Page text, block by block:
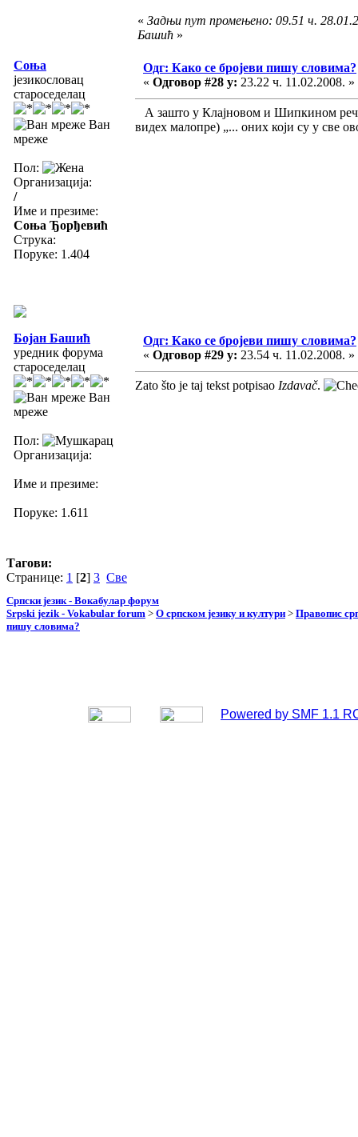
« Задњи пут промењено: 09.51 ч.
Башић »
Соња
језикословац
староседелац
Ван
мреже
Пол:
Организација:
/
Име и презиме:
Соња Ђорђевић
Струка:
Поруке: 1.404
Одг: Како се бројеви пишу словима?
« Одговор #28 у: 23.22 ч. 11.02.2008. »
А зашто у Клајновом и Шипкином
видех малопре) „... оних који су у све
Бојан Башић
уредник форума
староседелац
Ван
мреже
Пол:
Организација:
Име и презиме:
Поруке: 1.611
Одг: Како се бројеви пишу словима?
« Одговор #29 у: 23.54 ч. 11.02.2008. »
Zato što je taj tekst potpisao Izdavač.
Тагови:
Странице: 1 [2] 3 Све
Српски језик - Вокабулар форум
Srpski jezik - Vokabular forum > О српском језику и култури > Правопис
пишу словима?
Powered by SMF 1.1